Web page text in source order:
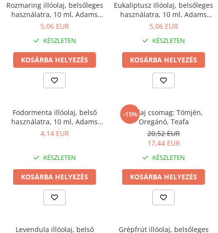
Stressz
Szívbetegségek
Termékenység
Vesék
Vérszegénység
Öregedésgátlás, szépség
Rozmaring illóolaj, belsőleges
használatra, 10 ml, Adams
Supplements
5,06 EUR
KÉSZLETEN
KOSÁRBA HELYEZÉS
Eukaliptusz illóolaj, belsőleges
használatra, 10 ml, Adams
Supplements
5,06 EUR
KÉSZLETEN
KOSÁRBA HELYEZÉS
Fodormenta illóolaj, belső
használatra, 10 ml, Adams
Supplements
4,14 EUR
KÉSZLETEN
KOSÁRBA HELYEZÉS
-15%
Illóolaj csomag: Tömjén,
Oregánó, Teafa
20,52 EUR
17,44 EUR
KÉSZLETEN
KOSÁRBA HELYEZÉS
Levendula illóolaj, belső
Grépfrút illóolaj, belsőleges